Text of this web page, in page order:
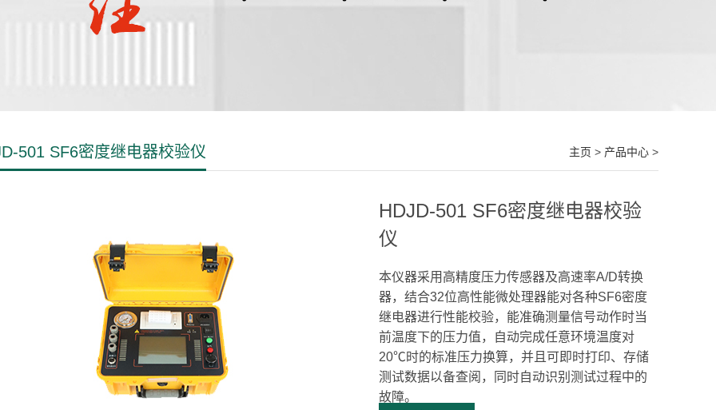
501 SF6密度继电器校验仪 主页 > 产品中心 >
HDJD-501 SF6密度继电器校验
仪
本仪器采用高精度压力传感器及高速率A/D转换
器，结合32位高性能微处理器能对各种SF6密度
继电器进行性能校验，能准确测量信号动作时当
前温度下的压力值，自动完成任意环境温度对
20℃时的标准压力换算，并且可即时打印、存储
测试数据以备查阅，同时自动识别测试过程中的
故障。